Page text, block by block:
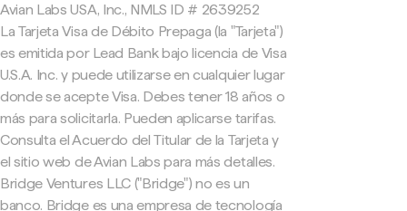
Avian Labs USA, Inc., NMLS ID # 2639252
La Tarjeta Visa de Débito Prepaga (la "Tarjeta")
es emitida por Lead Bank bajo licencia de Visa
U.S.A. Inc. y puede utilizarse en cualquier lugar
donde se acepte Visa. Debes tener 18 años o
más para solicitarla. Pueden aplicarse tarifas.
Consulta el Acuerdo del Titular de la Tarjeta y
el sitio web de Avian Labs para más detalles.
Bridge Ventures LLC ("Bridge") no es un
banco. Bridge es una empresa de tecnología